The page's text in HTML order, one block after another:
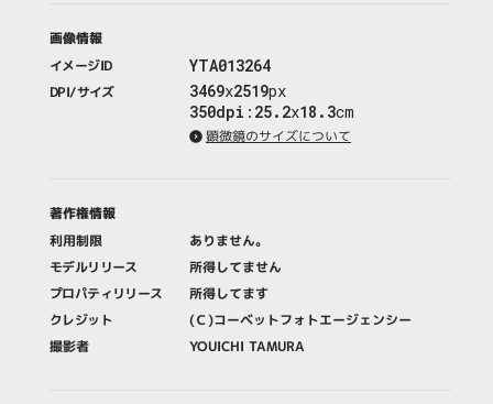
画像情報
イメージID
YTA013264
DPI/サイズ 3469x2519px
350dpi : 25.2x18.3cm
顕微鏡のサイズについて
著作権情報
利用制限
ありません。
モデルリリース
所得してません
プロパティリリース
所得してます
クレジット
(Ｃ)コーベットフォトエージェンシー
撮影者
YOUICHI TAMURA